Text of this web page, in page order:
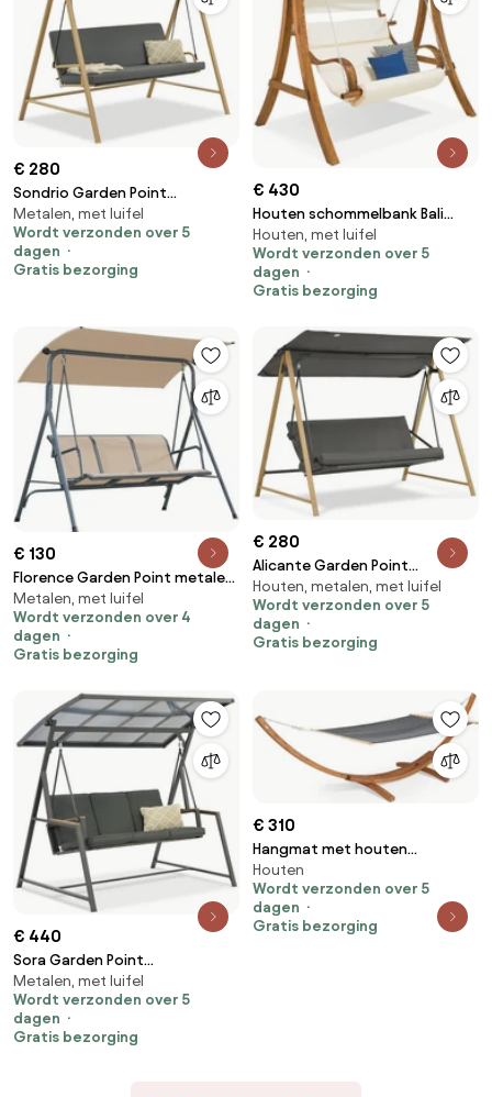
€ 280
Sondrio Garden Point
tuinschommel
Metalen, met luifel
Wordt verzonden over 5
dagen
Gratis bezorging
€ 430
Houten schommelbank Bali
Garden Point
Houten, met luifel
Wordt verzonden over 5
dagen
Gratis bezorging
€ 130
Florence Garden Point metalen
tuinschommel beige
Metalen, met luifel
Wordt verzonden over 4
dagen
Gratis bezorging
€ 280
Alicante Garden Point
houtachtige metalen
tuinschommel
Houten, metalen, met luifel
Wordt verzonden over 5
dagen
Gratis bezorging
€ 440
Sora Garden Point
tuinschommel
Metalen, met luifel
Wordt verzonden over 5
dagen
Gratis bezorging
€ 310
Hangmat met houten
standaard Kiwi Garden Point
grijs
Houten
Wordt verzonden over 5
dagen
Gratis bezorging